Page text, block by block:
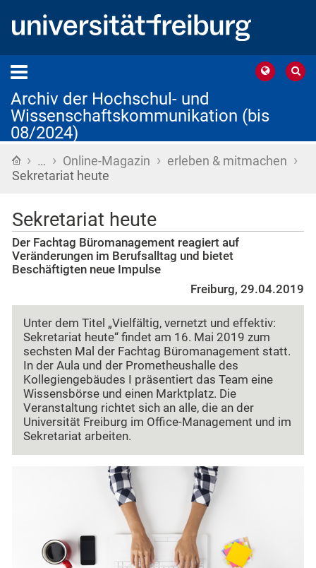
Archiv der Hochschul- und
Wissenschaftskommunikation (bis
08/2024)
Startseite
› … › Online-Magazin › erleben & mitmachen ›
Sekretariat heute
Sekretariat heute
Der Fachtag Büromanagement reagiert auf
Veränderungen im Berufsalltag und bietet
Beschäftigten neue Impulse
Freiburg, 29.04.2019
Unter dem Titel „Vielfältig, vernetzt und effektiv:
Sekretariat heute“ findet am 16. Mai 2019 zum
sechsten Mal der Fachtag Büromanagement statt.
In der Aula und der Prometheushalle des
Kollegiengebäudes I präsentiert das Team eine
Wissensbörse und einen Marktplatz. Die
Veranstaltung richtet sich an alle, die an der
Universität Freiburg im Office-Management und im
Sekretariat arbeiten.